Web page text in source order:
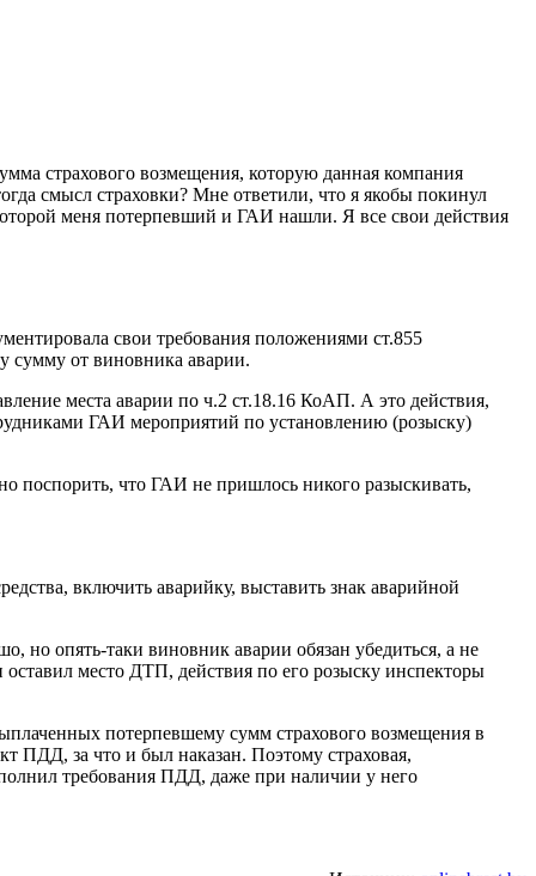
страхового возмещения, которую данная компания
смысл страховки? Мне ответили, что я якобы покинул
меня потерпевший и ГАИ нашли. Я все свои действия
свои требования положениями ст.855
сумму от виновника аварии.
места аварии по ч.2 ст.18.16 КоАП. А это действия,
ГАИ мероприятий по установлению (розыску)
поспорить, что ГАИ не пришлось никого разыскивать,
включить аварийку, выставить знак аварийной
но опять-таки виновник аварии обязан убедиться, а не
оставил место ДТП, действия по его розыску инспекторы
потерпевшему сумм страхового возмещения в
ПДД, за что и был наказан. Поэтому страховая,
требования ПДД, даже при наличии у него